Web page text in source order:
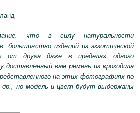
что в силу натуральности
большинство изделий из экзотической
от друга даже в пределах одного
доставленный вам ремень из крокодила
на этих фотографиях по
др., но модель и цвет будут выдержаны